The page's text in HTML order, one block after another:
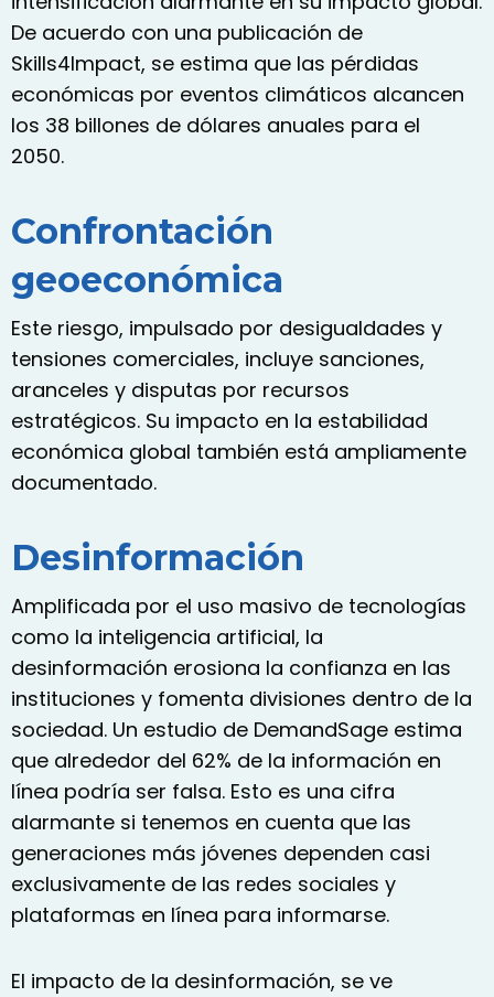
De acuerdo con una publicación de
Skills4Impact, se estima que las pérdidas
económicas por eventos climáticos alcancen
los 38 billones de dólares anuales para el
2050.
Confrontación
geoeconómica
Este riesgo, impulsado por desigualdades y
tensiones comerciales, incluye sanciones,
aranceles y disputas por recursos
estratégicos. Su impacto en la estabilidad
económica global también está ampliamente
documentado.
Desinformación
Amplificada por el uso masivo de tecnologías
como la inteligencia artificial, la
desinformación erosiona la confianza en las
instituciones y fomenta divisiones dentro de la
sociedad. Un estudio de DemandSage estima
que alrededor del 62% de la información en
línea podría ser falsa. Esto es una cifra
alarmante si tenemos en cuenta que las
generaciones más jóvenes dependen casi
exclusivamente de las redes sociales y
plataformas en línea para informarse.
El impacto de la desinformación, se ve